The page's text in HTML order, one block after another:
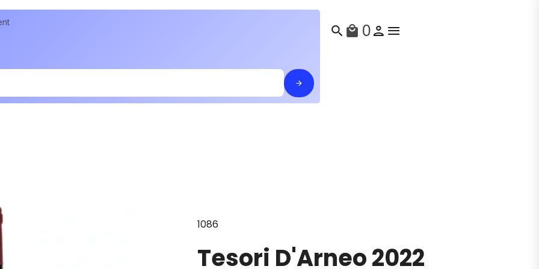
search local_mall 0
1086
Tesori D'Arneo 2022